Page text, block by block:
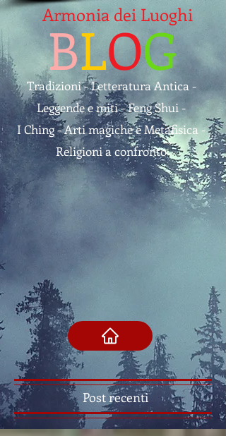
Armonia dei Luoghi
Tradizioni - Letteratura Antica -
Leggende e miti - Feng Shui -
I Ching - Arti magiche e Metafisica -
Religioni a confronto
BLOG
Post recenti